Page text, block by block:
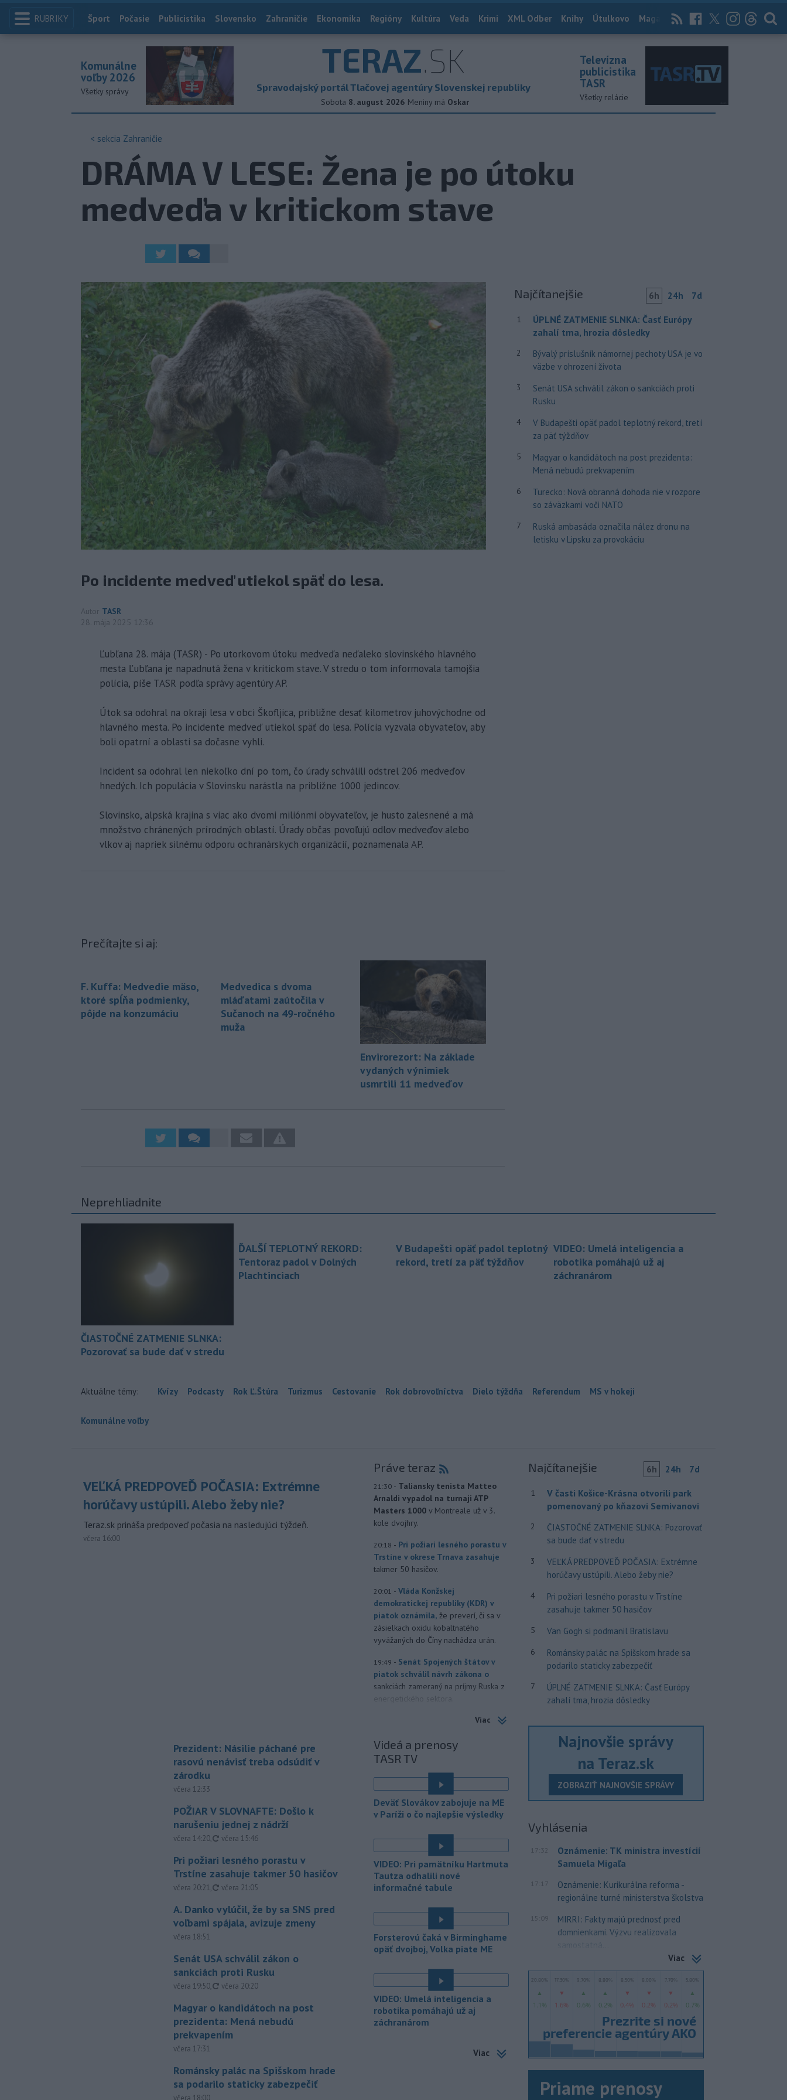
RUBRIKY Index
Šport Počasie Publicistika Slovensko Zahraničie Ekonomika Regióny Kultúra Veda Krimi XML Odber Knihy Útulkovo Magazín News Now Archív
TERAZ.SK
Spravodajský portál Tlačovej agentúry Slovenskej republiky
Sobota 8. august 2026 Meniny má Oskar
Komunálne
voľby 2026
Všetky správy
Televízna
publicistika
TASR
Všetky relácie
< sekcia Zahraničie
DRÁMA V LESE: Žena je po útoku
medveďa v kritickom stave
Po incidente medveď utiekol späť do lesa.
Autor TASR
28. mája 2025 12:36
Ľubľana 28. mája (TASR) - Po utorkovom útoku medveďa neďaleko slovinského hlavného
mesta Ľubľana je napadnutá žena v kritickom stave. V stredu o tom informovala tamojšia
polícia, píše TASR podľa správy agentúry AP.
Útok sa odohral na okraji lesa v obci Škofljica, približne desať kilometrov juhovýchodne od
hlavného mesta. Po incidente medveď utiekol späť do lesa. Polícia vyzvala obyvateľov, aby
boli opatrní a oblasti sa dočasne vyhli.
Incident sa odohral len niekoľko dní po tom, čo úrady schválili odstrel 206 medveďov
hnedých. Ich populácia v Slovinsku narástla na približne 1000 jedincov.
Slovinsko, alpská krajina s viac ako dvomi miliónmi obyvateľov, je husto zalesnené a má
množstvo chránených prírodných oblastí. Úrady občas povoľujú odlov medveďov alebo
vlkov aj napriek silnému odporu ochranárskych organizácií, poznamenala AP.
Prečítajte si aj:
F. Kuffa: Medvedie mäso,
ktoré spĺňa podmienky,
pôjde na konzumáciu
Medvedica s dvoma
mláďatami zaútočila v
Sučanoch na 49-ročného
muža
Envirorezort: Na základe
vydaných výnimiek
usmrtili 11 medveďov
Najčítanejšie 6h 24h 7d
1
ÚPLNÉ ZATMENIE SLNKA: Časť Európy
zahalí tma, hrozia dôsledky
2
Bývalý príslušník námornej pechoty USA je vo
väzbe v ohrození života
3
Senát USA schválil zákon o sankciách proti
Rusku
4
V Budapešti opäť padol teplotný rekord, tretí
za päť týždňov
5
Magyar o kandidátoch na post prezidenta:
Mená nebudú prekvapením
6
Turecko: Nová obranná dohoda nie v rozpore
so záväzkami voči NATO
7
Ruská ambasáda označila nález dronu na
letisku v Lipsku za provokáciu
Neprehliadnite
ČIASTOČNÉ ZATMENIE SLNKA:
Pozorovať sa bude dať v stredu
ĎALŠÍ TEPLOTNÝ REKORD:
Tentoraz padol v Dolných
Plachtinciach
V Budapešti opäť padol teplotný
rekord, tretí za päť týždňov
VIDEO: Umelá inteligencia a
robotika pomáhajú už aj
záchranárom
Aktuálne témy: Kvízy Podcasty Rok Ľ.Štúra Turizmus Cestovanie Rok dobrovoľníctva Dielo týždňa Referendum MS v hokeji
Komunálne voľby
VEĽKÁ PREDPOVEĎ POČASIA: Extrémne
horúčavy ustúpili. Alebo žeby nie?
Teraz.sk prináša predpoveď počasia na nasledujúci týždeň.
včera 16:00
Prezident: Násilie páchané pre
rasovú nenávisť treba odsúdiť v
zárodku
včera 12:33
POŽIAR V SLOVNAFTE: Došlo k
narušeniu jednej z nádrží
včera 14:20, aktualizované
včera 15:46
Pri požiari lesného porastu v
Trstíne zasahuje takmer 50 hasičov
včera 20:21, aktualizované
včera 21:05
A. Danko vylúčil, že by sa SNS pred
voľbami spájala, avizuje zmeny
včera 18:51
Senát USA schválil zákon o
sankciách proti Rusku
včera 19:50, aktualizované
včera 20:20
Magyar o kandidátoch na post
prezidenta: Mená nebudú
prekvapením
včera 17:31
Románsky palác na Spišskom hrade
sa podarilo staticky zabezpečiť
včera 18:00
Práve teraz
21:30 - Taliansky tenista Matteo
Arnaldi vypadol na turnaji ATP
Masters 1000 v Montreale už v 3.
kole dvojhry.
20:18 - Pri požiari lesného porastu v
Trstíne v okrese Trnava zasahuje
takmer 50 hasičov.
20:01 - Vláda Konžskej
demokratickej republiky (KDR) v
piatok oznámila, že preverí, či sa v
zásielkach oxidu kobaltnatého
vyvážaných do Číny nachádza urán.
19:49 - Senát Spojených štátov v
piatok schválil návrh zákona o
sankciách zameraný na príjmy Ruska z
energetického sektora.
Slovenská polícia prispela k
ktorý sa podarilo ukončiť
právoplatným odsúdením páchateľa v
15:21 - Piatkový požiar v
bratislavskej rafinérii Slovnaft je
pod kontrolou.Príčina jeho vzniku
TASR to potvrdil hovorca rafinérie
Anton Molnár.
15:17 - Ministerstvo kultúry (MK) SR
upraví verziu opatrenia o
pôsobnosti rezortu.
14:17 -
V bratislavskej rafinérii
Slovnaft horí uskladnený ropný
produkt.
TASR o tom informovala
rafinéria s tým, že obyvateľom nehrozí
13:50 - Jedným zo zdravotných rizík
na festivale môže byť vyššia
úroveň hluku. Je preto dobré držať sa
chrániče sluchu či dodržiavať
Viac
Videá a prenosy
TASR TV
Deväť Slovákov zabojuje na ME
v Paríži o čo najlepšie výsledky
VIDEO: Pri pamätníku Hartmuta
Tautza odhalili nové
informačné tabule
Forsterovú čaká v Birminghame
opäť dvojboj, Volka piate ME
VIDEO: Umelá inteligencia a
robotika pomáhajú už aj
záchranárom
Viac
Najčítanejšie 6h 24h 7d
1
V časti Košice-Krásna otvorili park
pomenovaný po kňazovi Semivanovi
2
ČIASTOČNÉ ZATMENIE SLNKA: Pozorovať
sa bude dať v stredu
3
VEĽKÁ PREDPOVEĎ POČASIA: Extrémne
horúčavy ustúpili. Alebo žeby nie?
4
Pri požiari lesného porastu v Trstíne
zasahuje takmer 50 hasičov
5 Van Gogh si podmanil Bratislavu
6
Románsky palác na Spišskom hrade sa
podarilo staticky zabezpečiť
7
ÚPLNÉ ZATMENIE SLNKA: Časť Európy
zahalí tma, hrozia dôsledky
Najnovšie správy
na Teraz.sk
ZOBRAZIŤ NAJNOVŠIE SPRÁVY
Vyhlásenia
17:32
Oznámenie: TK ministra investícií
Samuela Migaľa
17:17
Oznámenie: Kurikurálna reforma -
regionálne turné ministerstva školstva
15:09
MIRRI: Fakty majú prednosť pred
domnienkami. Výzvu realizovala
samostatná...
Viac
Priame prenosy